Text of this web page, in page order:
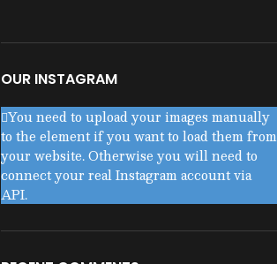
OUR INSTAGRAM
You need to upload your images manually
to the element if you want to load them from
your website. Otherwise you will need to
connect your real Instagram account via
API.